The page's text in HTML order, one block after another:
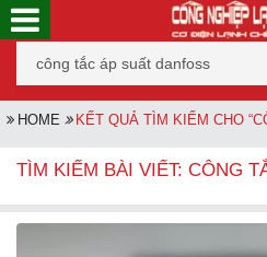
HOME KẾT QUẢ TÌM KIẾM CHO
TÌM KIẾM BÀI VIẾT: CÔNG